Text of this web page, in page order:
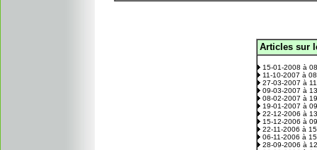
Articles sur
15-01-2008 à
11-10-2007 à
27-03-2007 à
09-03-2007 à
08-02-2007 à
19-01-2007 à
22-12-2006 à
15-12-2006 à
22-11-2006 à
06-11-2006 à
28-09-2006 à